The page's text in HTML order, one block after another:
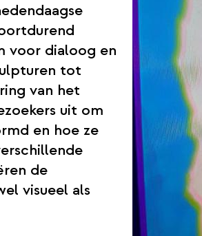
voor dialoog en
tot
van het
uit om
en hoe ze
de
visueel als